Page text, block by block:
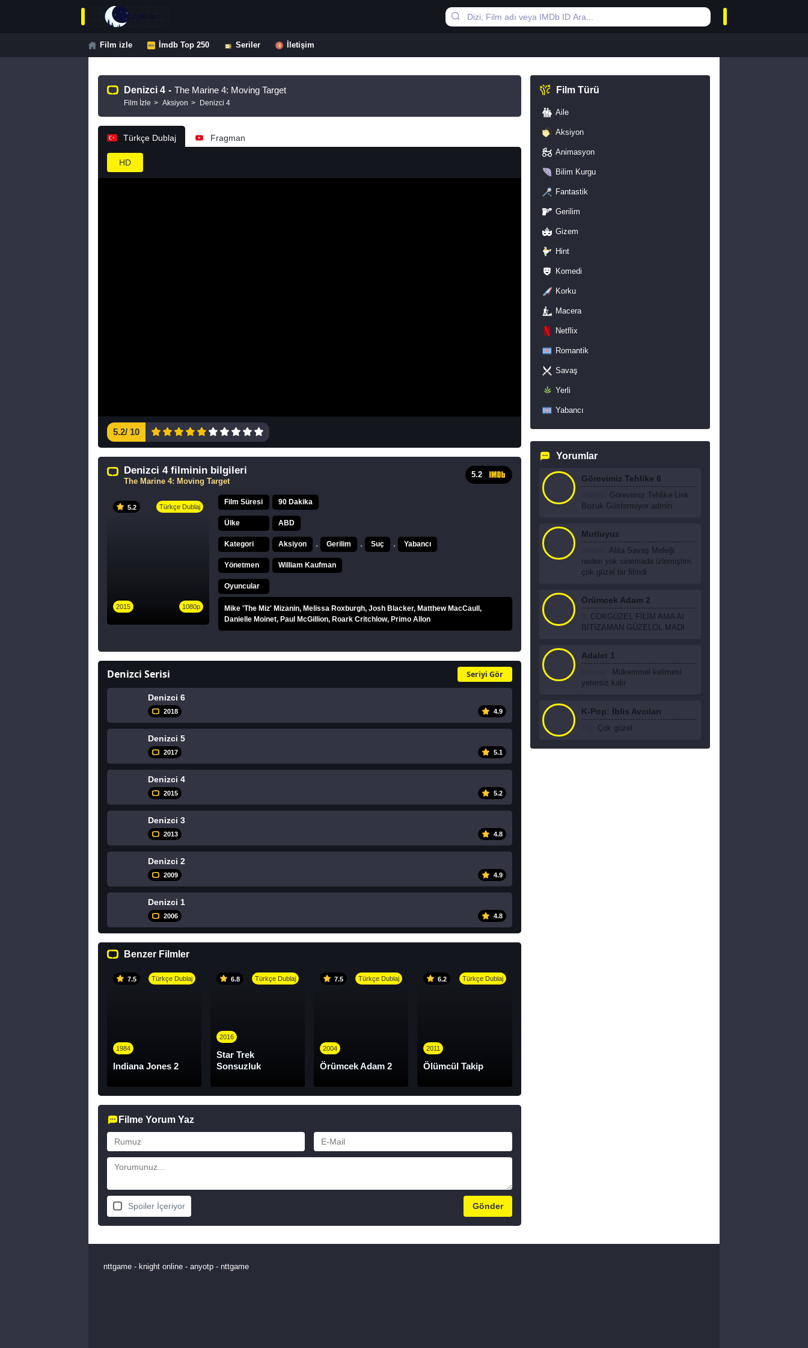
Film izle İmdb Top 250 Seriler İletişim
Denizci 4 - The Marine 4: Moving Target
Film İzle Aksiyon Denizci 4
Türkçe Dublaj Fragman
HD
5.2/ 10
Denizci 4 filminin bilgileri
The Marine 4: Moving Target
5.2
5.2 Türkçe Dublaj
2015 1080p
Film Süresi 90 Dakika
Ülke ABD
Kategori Aksiyon Gerilim Suç Yabancı
Yönetmen William Kaufman
Oyuncular
Mike 'The Miz' Mizanin, Melissa Roxburgh, Josh Blacker, Matthew MacCaull,
Danielle Moinet, Paul McGillion, Roark Critchlow, Primo Allon
Denizci Serisi Seriyi Gör
Denizci 6
2018 4.9
Denizci 5
2017 5.1
Denizci 4
2015 5.2
Denizci 3
2013 4.8
Denizci 2
2009 4.9
Denizci 1
2006 4.8
Benzer Filmler
7.5 Türkçe Dublaj
1984
Indiana Jones 2
6.8 Türkçe Dublaj
2016
Star Trek
Sonsuzluk
7.5 Türkçe Dublaj
2004
Örümcek Adam 2
6.2 Türkçe Dublaj
2011
Ölümcül Takip
Filme Yorum Yaz
Spoiler İçeriyor
Film Türü
Aile
Aksiyon
Animasyon
Bilim Kurgu
Fantastik
Gerilim
Gizem
Hint
Komedi
Korku
Macera
Netflix
Romantik
Savaş
Yerli
Yabancı
Yorumlar
Görevimiz Tehlike 6
Görevimiz Tehlike Link
Bozuk Göstermiyor admin
Mutluyuz
Alita Savaş Meleği
neden yok sinemada izlemiştim.
çok güzel bir filmdi
Örümcek Adam 2
COKGÜZEL FİLİM AMA AI
BİTİZAMAN GÜZELOL MADI
Adalet 1
Mükemmel kelimesi
yetersiz kalir
K-Pop: İblis Avcıları
Çok güzel
nttgame - knight online - anyotp - nttgame